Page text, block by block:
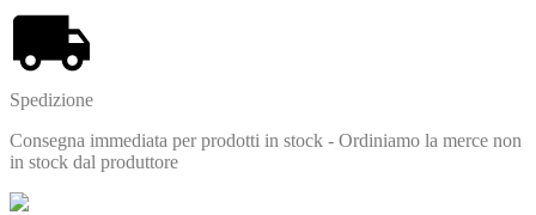
Spedizione
Consegna immediata per prodotti in stock - Ordiniamo la merce non
in stock dal produttore